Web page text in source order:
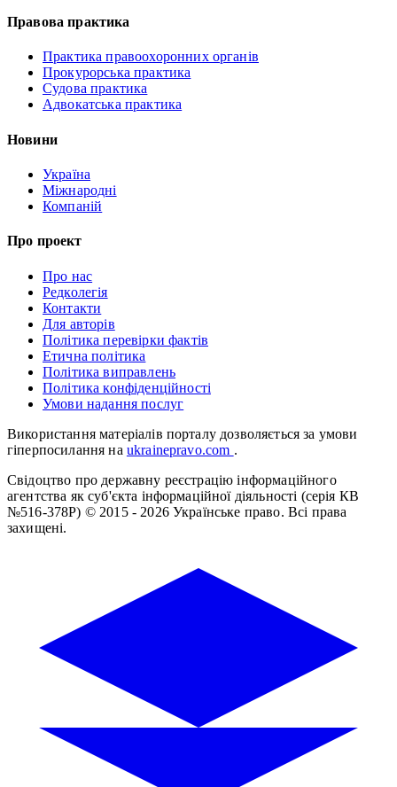
Правова практика
Практика правоохоронних органів
Прокурорська практика
Судова практика
Адвокатська практика
Новини
Україна
Міжнародні
Компаній
Про проект
Про нас
Редколегія
Контакти
Для авторів
Політика перевірки фактів
Етична політика
Політика виправлень
Політика конфіденційності
Умови надання послуг
Використання матеріалів порталу дозволяється за умови
гіперпосилання на ukrainepravo.com .
Свідоцтво про державну реєстрацію інформаційного
агентства як суб'єкта інформаційної діяльності (серія КВ
№516-378Р) © 2015 - 2026 Українське право. Всі права
захищені.